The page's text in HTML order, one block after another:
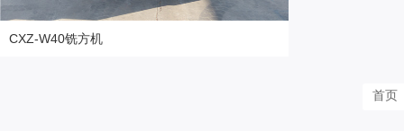
CXZ-W40铣方机
首页